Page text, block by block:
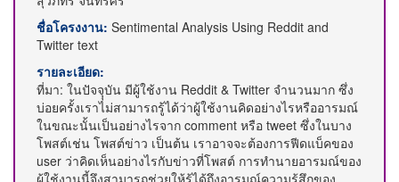
ชื่อโครงงาน: Sentimental Analysis Using Reddit and
Twitter text
รายละเอียด:
ที่มา: ในปัจจุุบัน มีผู้ใช้งาน Reddit & Twitter จำนวนมาก ซึ่ง
บ่อยครั้งเราไม่สามารถรู้ได้ว่าผู้ใช้งานคิดอย่างไรหรืออารมณ์
ในขณะนั้นเป็นอย่างไรจาก comment หรือ tweet ซึ่งในบาง
โพสต์เช่น โพสต์ข่าว เป็นต้น เราอาจจะต้องการฟีดแบ็คของ
user ว่าคิดเห็นอย่างไรกับข่าวที่โพสต์ การทำนายอารมณ์ของ
ผู้ใช้งานนี้จึงสามารถช่วยให้รู้ได้ถึงอารมณ์ความรู้สึกของ